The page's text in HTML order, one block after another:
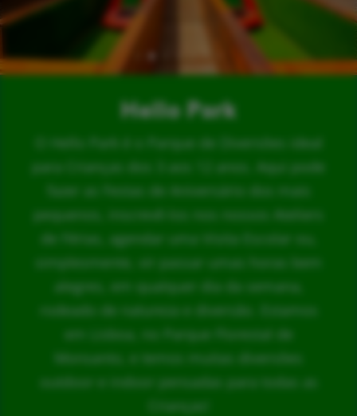
Hello Park
O Hello Park é o Parque de Diversões ideal
para Crianças dos 3 aos 12 anos. Aqui pode
fazer as Festas de Aniversário dos mais
pequenos, inscrevê-los nos nossos Ateliers
de Férias, agendar uma Visita Escolar ou,
simplesmente, vir passar umas horas bem
alegres, em qualquer dia da semana,
rodeado de natureza e diversão. Estamos
em Lisboa, no Parque Florestal de
Monsanto, e temos muitas diversões
outdoor e indoor pensadas para todas as
Crianças!